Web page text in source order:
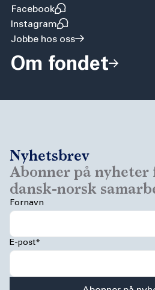
Facebook
Instagram
Jobbe hos oss
Om fondet
Nyhetsbrev
Abonner på
dansk-norsk
Fornavn
E-post*